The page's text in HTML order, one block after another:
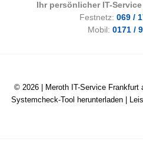
Ihr persönlicher IT-
Festnetz: 069 /
Mobil: 0171 /
© 2026 | Meroth IT-Service Frankfurt
Systemcheck-Tool herunterladen